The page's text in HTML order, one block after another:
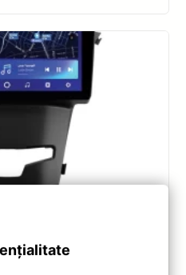
Split
(2013-2017)